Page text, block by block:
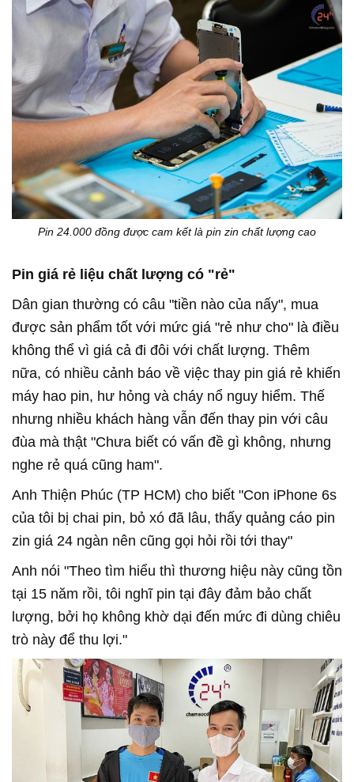
Pin 24.000 đồng được cam kết là pin zin chất lượng cao
Pin giá rẻ liệu chất lượng có "rẻ"
Dân gian thường có câu "tiền nào của nấy", mua
được sản phẩm tốt với mức giá "rẻ như cho" là điều
không thể vì giá cả đi đôi với chất lượng. Thêm
nữa, có nhiều cảnh báo về việc thay pin giá rẻ khiến
máy hao pin, hư hỏng và cháy nổ nguy hiểm. Thế
nhưng nhiều khách hàng vẫn đến thay pin với câu
đùa mà thật "Chưa biết có vấn đề gì không, nhưng
nghe rẻ quá cũng ham".
Anh Thiện Phúc (TP HCM) cho biết "Con iPhone 6s
của tôi bị chai pin, bỏ xó đã lâu, thấy quảng cáo pin
zin giá 24 ngàn nên cũng gọi hỏi rồi tới thay"
Anh nói "Theo tìm hiểu thì thương hiệu này cũng tồn
tại 15 năm rồi, tôi nghĩ pin tại đây đảm bảo chất
lượng, bởi họ không khờ dại đến mức đi dùng chiêu
trò này để thu lợi."